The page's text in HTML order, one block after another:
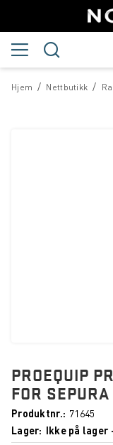
/
Hjem /
Nettbutikk
PROEQUIP
FOR SEPURA
Produktnr.
71645
Lager
Ikke på lager